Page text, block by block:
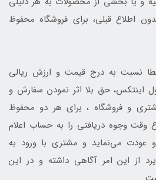
اطلاع قبلی، برای فروشگاه محفوظ
نسبت به درج قیمت و ارزش ریالی
اینتکس، حق بلا اثر نمودن سفارش و
و فروشگاه ، برای هر دو محفوظ
وجوه دریافتی را به حساب اعلام
عودت می‌نماید و مشتری با ورود به
از این امر آگاهی داشته و در این